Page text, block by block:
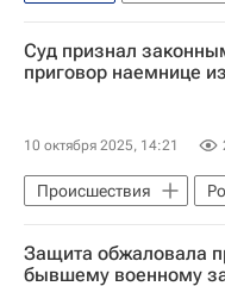
Сергей Каракаев
Ракетные войска
Суд признал
приговор наемнице
10 октября 2025, 14:21
Происшествия
Курская область
Вооруженные силы
Защита обжаловала
бывшему военному